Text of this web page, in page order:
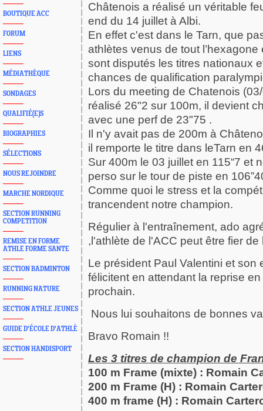
BOUTIQUE ACC
FORUM
LIENS
MÉDIATHÈQUE
SONDAGES
QUALIFIÉ(E)S
BIOGRAPHIES
SÉLECTIONS
NOUS REJOINDRE
MARCHE NORDIQUE
SECTION RUNNING
COMPETITION
REMISE EN FORME
ATHLE FORME SANTE
SECTION BADMINTON
RUNNING NATURE
SECTION ATHLE JEUNES
GUIDE D'ÉCOLE D'ATHLÈ
SECTION HANDISPORT
Châtenois a réalisé un véritable
end du 14 juillet à Albi.
En effet c'est dans le Tarn, que
athlètes venus de tout l’hexagone
sont disputés les titres nationaux
chances de qualification
Lors du meeting de Chatenois
réalisé 26"2 sur 100m, il devient
avec une perf de 23"75 .
Il n'y avait pas de 200m à
il remporte le titre dans leTarn en
Sur 400m le 03 juillet en 115“7 et
perso sur le tour de piste en
Comme quoi le stress et la
trancendent notre champion.
Régulier à l'entraînement, ado
,l'athlète de l'ACC peut être fier
Le président Paul Valentini et son
félicitent en attendant la reprise
prochain.
Nous lui souhaitons de bonnes
Bravo Romain !!
Les 3 titres de champion de
100 m Frame (mixte) : Romain
200 m Frame (H) : Romain
400 m frame (H) : Romain